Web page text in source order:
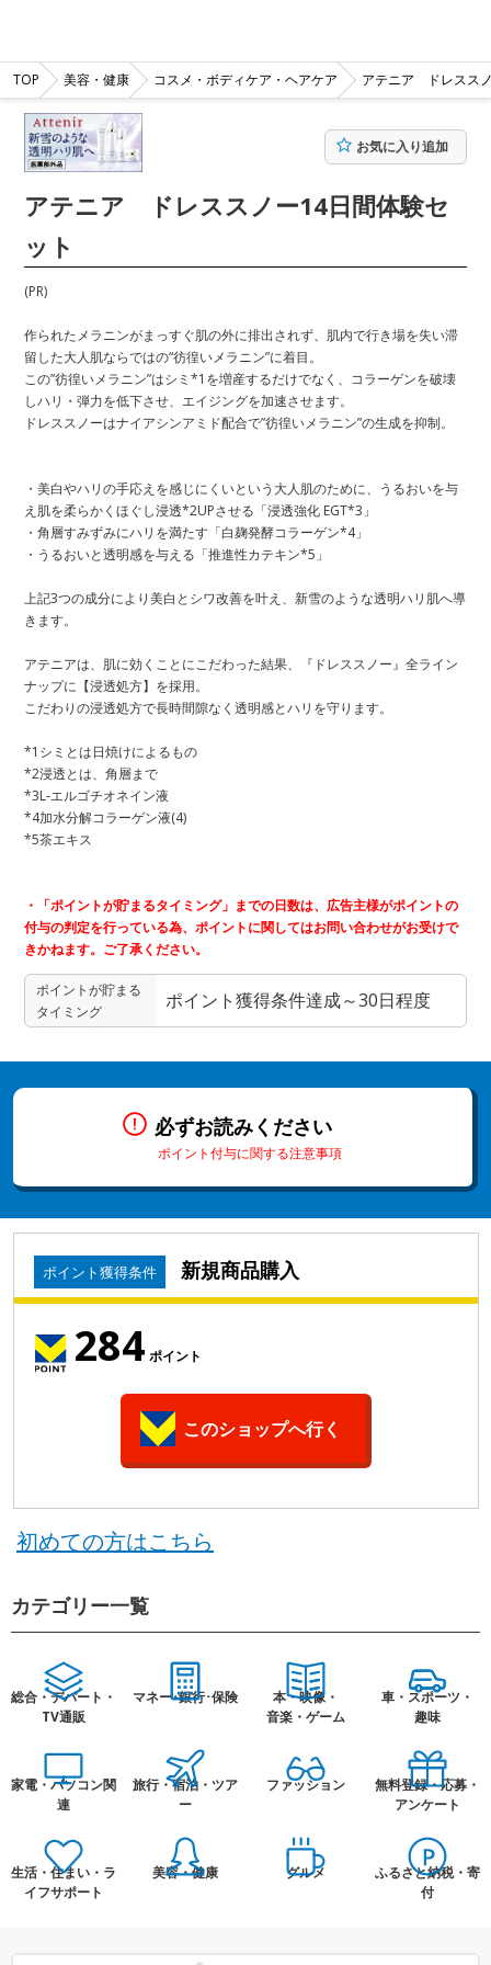
TOP 美容・健康 コスメ・ボディケア・ヘアケア アテニア ドレスス
お気に入り追加
アテニア ドレススノー14日間体験セ
ット
(PR)
作られたメラニンがまっすぐ肌の外に排出されず、肌内で行き場を失い滞
留した大人肌ならではの“彷徨いメラニン”に着目。
この”彷徨いメラニン”はシミ*1を増産するだけでなく、コラーゲンを破壊
しハリ・弾力を低下させ、エイジングを加速させます。
ドレススノーはナイアシンアミド配合で”彷徨いメラニン”の生成を抑制。
・美白やハリの手応えを感じにくいという大人肌のために、うるおいを与
え肌を柔らかくほぐし浸透*2UPさせる「浸透強化 EGT*3」
・角層すみずみにハリを満たす「白麹発酵コラーゲン*4」
・うるおいと透明感を与える「推進性カテキン*5」
上記3つの成分により美白とシワ改善を叶え、新雪のような透明ハリ肌へ導
きます。
アテニアは、肌に効くことにこだわった結果、『ドレススノー』全ライン
ナップに【浸透処方】を採用。
こだわりの浸透処方で長時間隙なく透明感とハリを守ります。
*1シミとは日焼けによるもの
*2浸透とは、角層まで
*3L‐エルゴチオネイン液
*4加水分解コラーゲン液(4)
*5茶エキス
・「ポイントが貯まるタイミング」までの日数は、広告主様がポイントの
付与の判定を行っている為、ポイントに関してはお問い合わせがお受けで
きかねます。ご了承ください。
ポイントが貯まる
タイミング
ポイント獲得条件達成～30日程度
必ずお読みください
ポイント付与に関する注意事項
ポイント獲得条件 新規商品購入
284 ポイント
このショップへ行く
初めての方はこちら
カテゴリー一覧
総合・デパート・
TV通販
マネー･銀行･保険
本・映像・
音楽・ゲーム
車・スポーツ・
趣味
家電・パソコン関
連
旅行・宿泊・ツア
ー
ファッション
無料登録・応募・
アンケート
生活・住まい・ラ
イフサポート
美容・健康 グルメ
ふるさと納税・寄
付